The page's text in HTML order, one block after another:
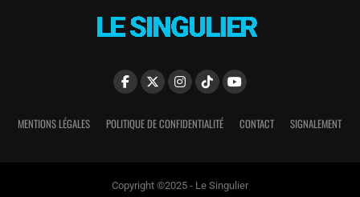
MENTIONS LÉGALES POLITIQUE DE CONFIDENTIALITÉ CONTACT SIGNALEMENT
Copyright ©2025 - Le Singulier